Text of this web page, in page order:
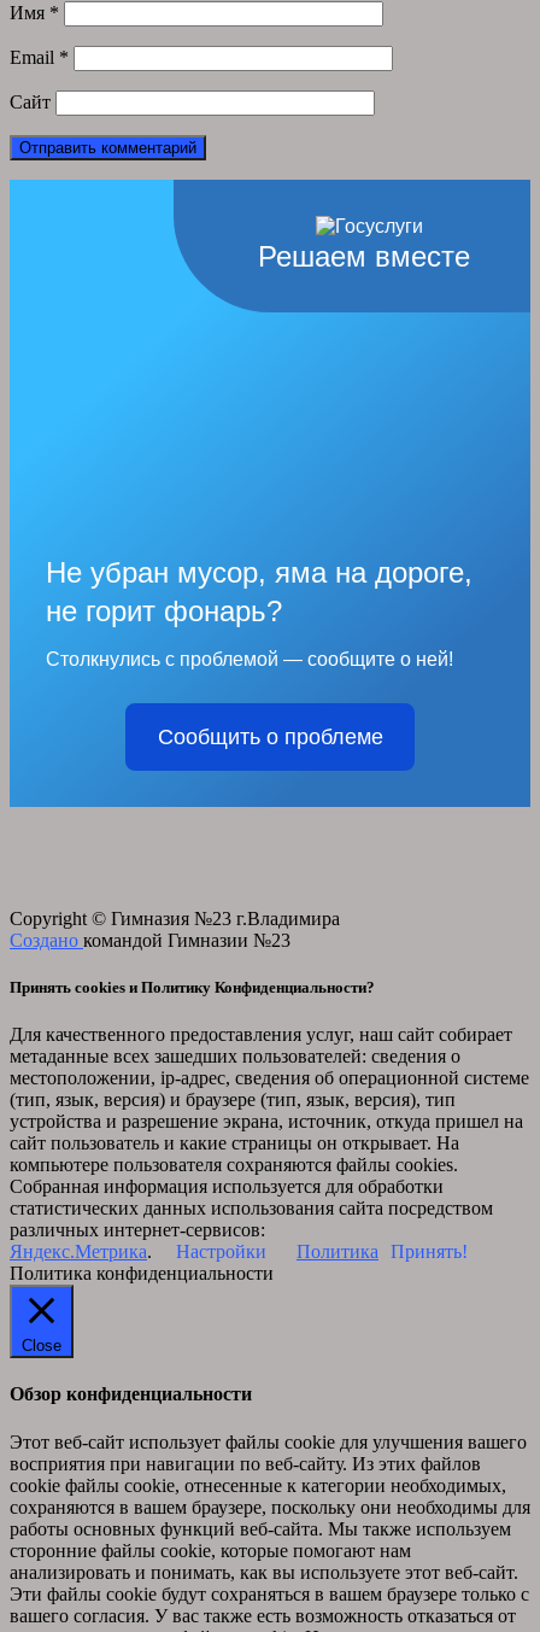
Имя *
Email *
Сайт
Решаем вместе
Не убран мусор, яма на дороге,
не горит фонарь?
Столкнулись с проблемой — сообщите о ней!
Сообщить о проблеме
Copyright © Гимназия №23 г.Владимира
Создано командой Гимназии №23
Принять cookies и Политику Конфиденциальности?
Для качественного предоставления услуг, наш сайт собирает
метаданные всех зашедших пользователей: сведения о
местоположении, ip-адрес, сведения об операционной системе
(тип, язык, версия) и браузере (тип, язык, версия), тип
устройства и разрешение экрана, источник, откуда пришел на
сайт пользователь и какие страницы он открывает. На
компьютере пользователя сохраняются файлы cookies.
Собранная информация используется для обработки
статистических данных использования сайта посредством
различных интернет-сервисов:
Яндекс.Метрика. Настройки Политика
Принять!
Политика конфиденциальности
Close
Обзор конфиденциальности
Этот веб-сайт использует файлы cookie для улучшения вашего
восприятия при навигации по веб-сайту. Из этих файлов
cookie файлы cookie, отнесенные к категории необходимых,
сохраняются в вашем браузере, поскольку они необходимы для
работы основных функций веб-сайта. Мы также используем
сторонние файлы cookie, которые помогают нам
анализировать и понимать, как вы используете этот веб-сайт.
Эти файлы cookie будут сохраняться в вашем браузере только с
вашего согласия. У вас также есть возможность отказаться от